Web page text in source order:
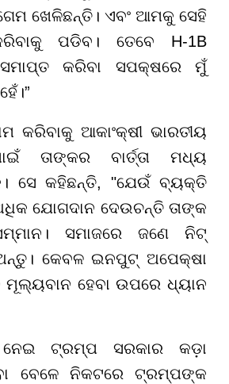
ଖେଳିଛନ୍ତି। ଏବଂ ଆମକୁ ସେହି
ପଡିବ। ତେବେ H-1B
ସମାପ୍ତ କରିବା ସପକ୍ଷରେ ମୁଁ
କରିବାକୁ ଆକାଂକ୍ଷୀ ଭାରତୀୟ
ତାଙ୍କର ବାର୍ତ୍ତା ମଧ୍ୟ
ସେ କହିଛନ୍ତି, "ଯେଉଁ ବ୍ୟକ୍ତି
ଯୋଗଦାନ ଦେଉଚନ୍ତି ତାଙ୍କ
ସମାଜରେ ଜଣେ ନିଟ୍
କେବଳ ଇନପୁଟ୍ ଅପେକ୍ଷା
ହେବା ଉପରେ ଧ୍ୟାନ
ଟ୍ରମ୍ପ ସରକାର କଡ଼ା
ବେଳେ ନିକଟରେ ଟ୍ରମ୍ପଙ୍କ